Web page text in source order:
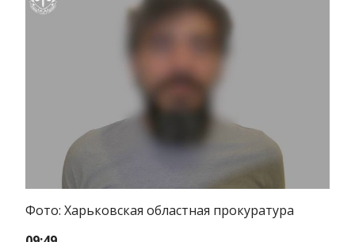
Фото: Харьковская областная прокуратура